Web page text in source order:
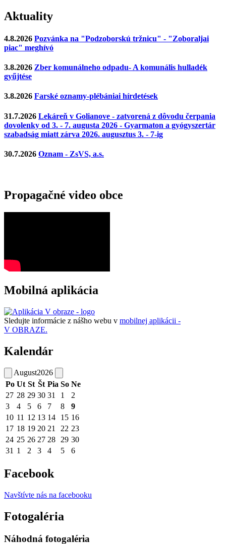
Aktuality
4.8.2026 Pozvánka na "Podzoborskú tržnicu" - "Zoboraljai
piac" meghívó
3.8.2026 Zber komunálneho odpadu- A komunális hulladék
gyűjtése
3.8.2026 Farské oznamy-plébániai hírdetések
31.7.2026 Lekáreň v Golianove - zatvorená z dôvodu čerpania
dovolenky od 3. - 7. augusta 2026 - Gyarmaton a gyógyszertár
szabadság miatt zárva 2026. augusztus 3. - 7-ig
30.7.2026 Oznam - ZsVS, a.s.
Propagačné video obce
Mobilná aplikácia
Sledujte informácie z nášho webu v mobilnej aplikácii -
V OBRAZE.
Kalendár
August2026
Po Ut St Št Pia So Ne
27 28 29 30 31 1
2
3
4 5 6 7 8
9
10 11 12 13 14 15 16
17 18 19 20 21 22 23
24 25 26 27 28 29 30
31 1 2 3 4 5 6
Facebook
Navštívte nás na facebooku
Fotogaléria
Náhodná fotogaléria